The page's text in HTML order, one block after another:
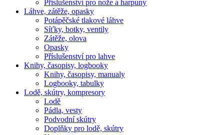
Příslušenství pro nože a harpuny
Láhve, zátěže, opasky
Potápěčské tlakové láhve
Síťky, botky, ventily
Zátěže, olova
Opasky
Příslušenství pro lahve
Knihy, časopisy, logbooky
Knihy, časopisy, manualy
Logbooky, tabulky
Lodě, skútry, kompresory
Lodě
Pádla, vesty
Podvodní skútry
Doplňky pro lodě, skútry